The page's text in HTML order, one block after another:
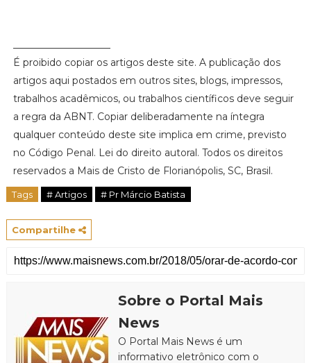
É proibido copiar os artigos deste site. A publicação dos
artigos aqui postados em outros sites, blogs, impressos,
trabalhos acadêmicos, ou trabalhos científicos deve seguir
a regra da ABNT. Copiar deliberadamente na íntegra
qualquer conteúdo deste site implica em crime, previsto
no Código Penal. Lei do direito autoral. Todos os direitos
reservados a Mais de Cristo de Florianópolis, SC, Brasil.
Tags # Artigos # Pr Márcio Batista
Compartilhe
Sobre o Portal Mais
News
O Portal Mais News é um
informativo eletrônico com o